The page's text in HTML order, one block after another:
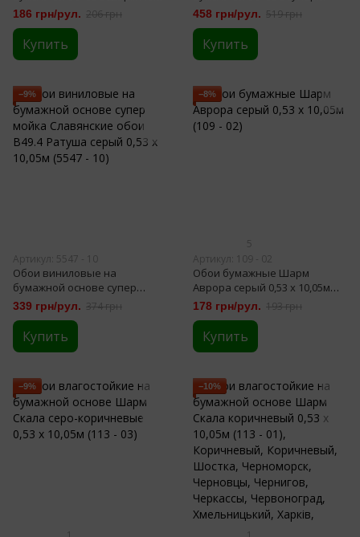
оранжевый 0,53 х 10,05м (114 -
186 грн/рул. 206 грн
Купить
мойка Bravo серый 0,53 х
10,05м (81033BR16)
458 грн/рул. 519 грн
Купить
−9%
Артикул: 5547 - 10
Обои виниловые на
бумажной основе супер
мойка Славянские обои B49.4
Ратуша серый 0,53 х 10,05м
(5547 - 10)
339 грн/рул. 374 грн
Купить
−8%
5
Артикул: 109 - 02
Обои бумажные Шарм
Аврора серый 0,53 х 10,05м
(109 - 02)
178 грн/рул. 193 грн
Купить
−9% −10%